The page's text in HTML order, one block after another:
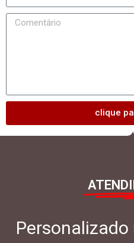
clique
Personalizado